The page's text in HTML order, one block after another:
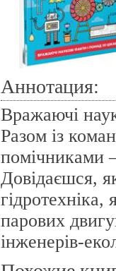
Аннотация:
Вражаючі
Разом із
помічниками
Довідаєшся,
парових
інженерів-